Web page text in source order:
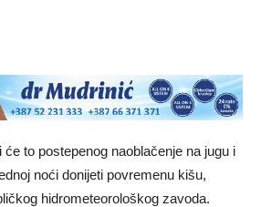
to postepenog naoblačenje na jugu i
noći donijeti povremenu kišu,
hidrometeorološkog zavoda.